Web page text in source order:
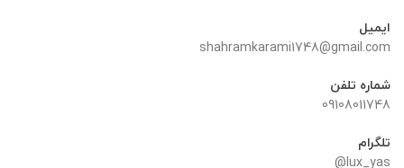
ایمیل
shahramkarami1748@gmail.com
شماره تلفن
09108011748
تلگرام
lux_yas@